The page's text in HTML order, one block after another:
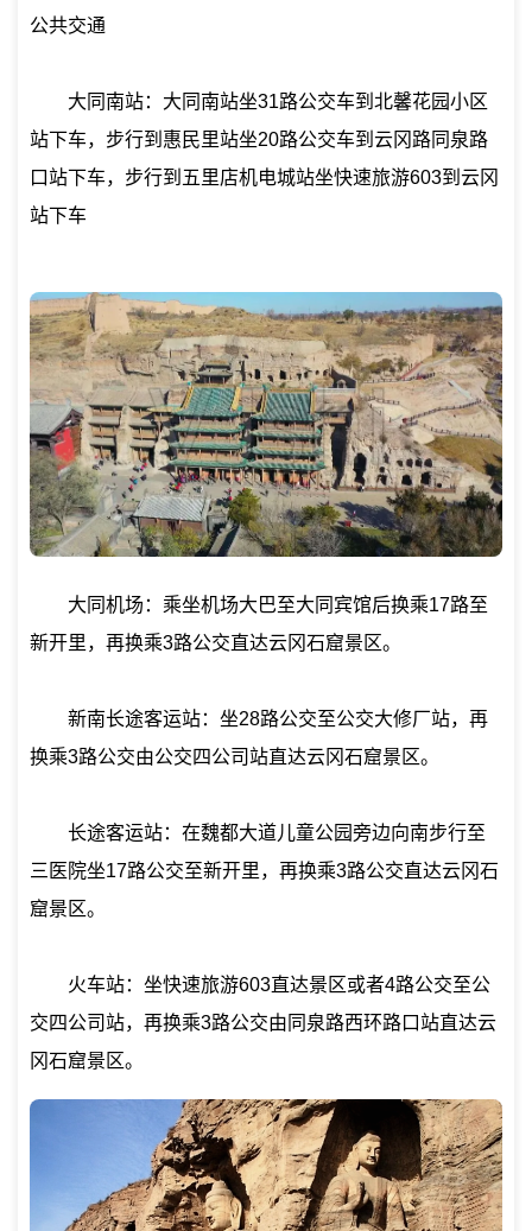
公共交通
大同南站：大同南站坐31路公交车到北馨花园小区
站下车，步行到惠民里站坐20路公交车到云冈路同泉路
口站下车，步行到五里店机电城站坐快速旅游603到云冈
站下车
大同机场：乘坐机场大巴至大同宾馆后换乘17路至
新开里，再换乘3路公交直达云冈石窟景区。
新南长途客运站：坐28路公交至公交大修厂站，再
换乘3路公交由公交四公司站直达云冈石窟景区。
长途客运站：在魏都大道儿童公园旁边向南步行至
三医院坐17路公交至新开里，再换乘3路公交直达云冈石
窟景区。
火车站：坐快速旅游603直达景区或者4路公交至公
交四公司站，再换乘3路公交由同泉路西环路口站直达云
冈石窟景区。